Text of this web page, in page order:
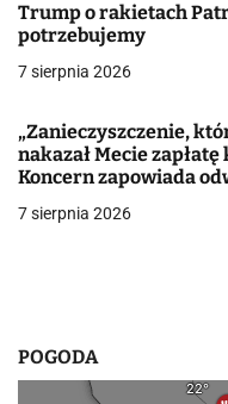
w
p
s
u
Trump o rakietach
potrzebujemy
7 sierpnia 2026
„Zanieczyszczenie,
nakazał Mecie
Koncern zapowiada
7 sierpnia 2026
POGODA